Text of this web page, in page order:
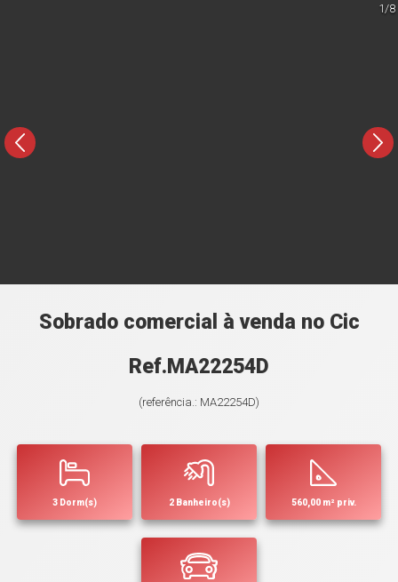
1/8
Sobrado comercial à venda no Cic
Ref.MA22254D
(referência.: MA22254D)
3 Dorm(s) 2 Banheiro(s) 560,00 m² priv.